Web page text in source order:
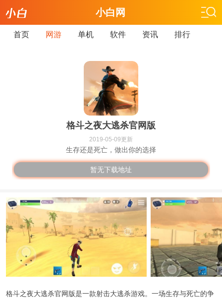
小白网
首页 网游 单机 软件 资讯 排行
格斗之夜大逃杀官网版
2019-05-09更新
生存还是死亡，做出你的选择
暂无下载地址
格斗之夜大逃杀官网版是一款射击大逃杀游戏。一场生存与死亡的争